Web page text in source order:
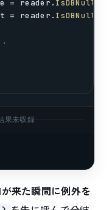
= reader . IsDBNull
= reader . IsDBNull
未収録
来た瞬間に例外を